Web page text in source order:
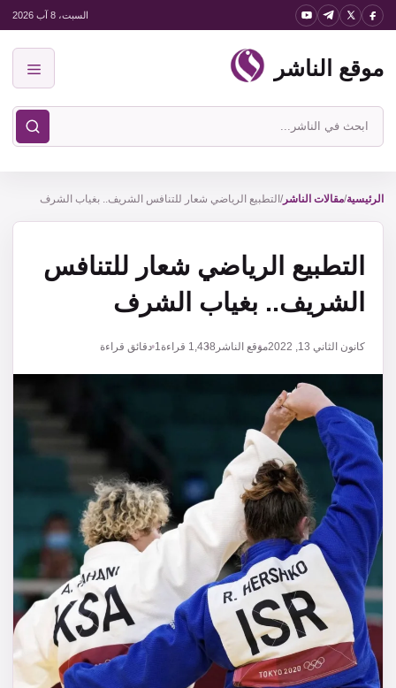
انتقل
المحتوى
السبت، 8 آب 2026
موقع الناشر
ابحث
في
الناشر
الرئيسية/مقالات الناشر/ التطبيع الرياضي شعار للتنافس الشريف.. بغياب الشرف
التطبيع الرياضي شعار للتنافس
الشريف.. بغياب الشرف
كانون الثاني 13, 2022 موقع الناشر 1,438 قراءة1 دقائق قراءة